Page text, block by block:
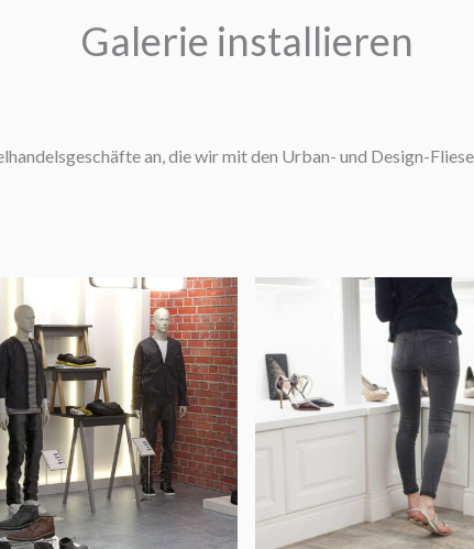
Galerie installieren
an, die wir mit den Urban- und Design-